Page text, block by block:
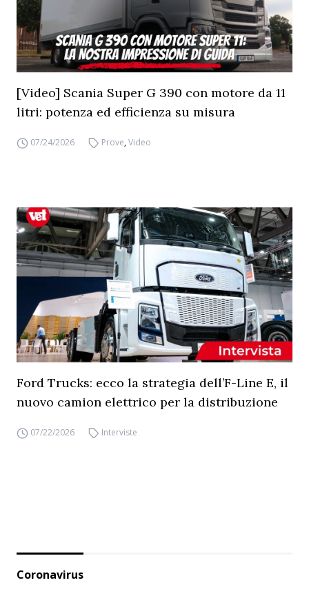
[Video] Scania Super G 390 con motore da 11
litri: potenza ed efficienza su misura
07/24/2026 Prove,Video
Ford Trucks: ecco la strategia dell’F-Line E, il
nuovo camion elettrico per la distribuzione
07/22/2026 Interviste
Coronavirus